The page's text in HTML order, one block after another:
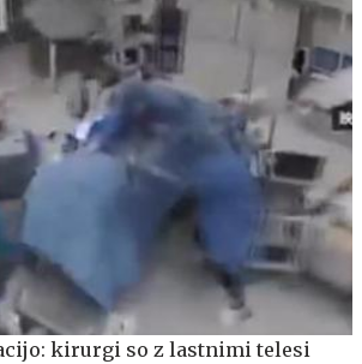
kirurgi so z lastnimi telesi